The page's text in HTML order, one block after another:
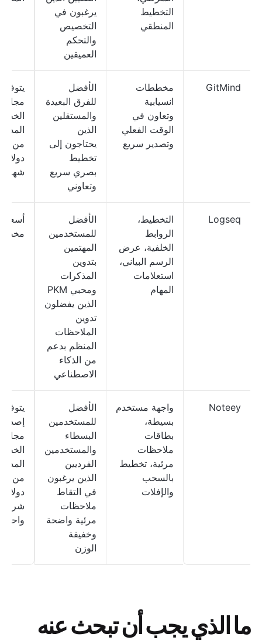
التخطيط
المنطقي
يرغبون في
التخصيص
والتحكم
العميقين
GitMind
مخططات
انسيابية
وتعاون في
الوقت الفعلي
وتصدير سريع
الأفضل
للفرق البعيدة
والمستقلين
الذين
يحتاجون إلى
تخطيط
بصري سريع
وتعاوني
دولارًا
شهريًا
Logseq
التخطيط،
الروابط
الخلفية، عرض
الرسم البياني،
استعلامات
المهام
الأفضل
للمستخدمين
المهتمين
بتدوين
المذكرات
ومحبي PKM
الذين يفضلون
تدوين
الملاحظات
المنظم بدعم
من الذكاء
الاصطناعي
أسعار
Noteey
واجهة مستخدم
بسيطة،
بطاقات
ملاحظات
مرئية، تخطيط
بالسحب
والإفلات
الأفضل
للمستخدمين
البسطاء
والمستخدمين
الفرديين
الذين يرغبون
في التقاط
ملاحظات
مرئية واضحة
وخفيفة
الوزن
يتوفر
إصدار
دولارًا،
شراء
واحدة
ما الذي يجب أن تبحث عنه